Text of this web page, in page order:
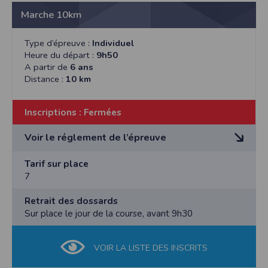
responsabilité en cas d'accident ou de défaillance.
Article 8 : Droit d’image
L’organisation se réserve le droit et sans contrepartie
d’utiliser les photos réalisées lors de la manifestation.
Article 9 : Abandon
En cas d’abandon, le participant devra se signaler
auprès de l’organisation à l’arrivée.
Marche 10km
Type d’épreuve : Individuel
Heure du départ : 9h50
A partir de 6 ans
Distance : 10 km
Inscriptions : Fermées
Voir le réglement de l’épreuve
RÈGLEMENT DE LA MANIFESTATION SPORTIVE «
GO’TRAIL »
Article 1 : Organisation
L'Association des Parents d’Elèves de l’école privée
du Gotha de Saint-Géréon organise un Trail off «
dimanche 3 mai 2026.
Article 2 : Parcours
Tarif sur place
7
Retrait des dossards
Sur place le jour de la course, avant 9h30
VOIR LA LISTE DES INSCRITS